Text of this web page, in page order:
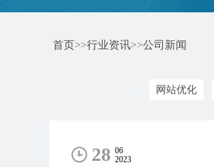
首页>>行业资讯>>公司新闻
网站优化
28 06
2023